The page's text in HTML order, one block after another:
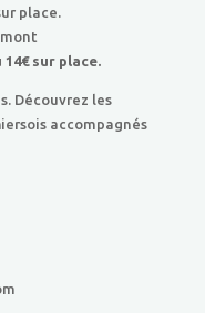
place.
sur place.
Découvrez les
accompagnés